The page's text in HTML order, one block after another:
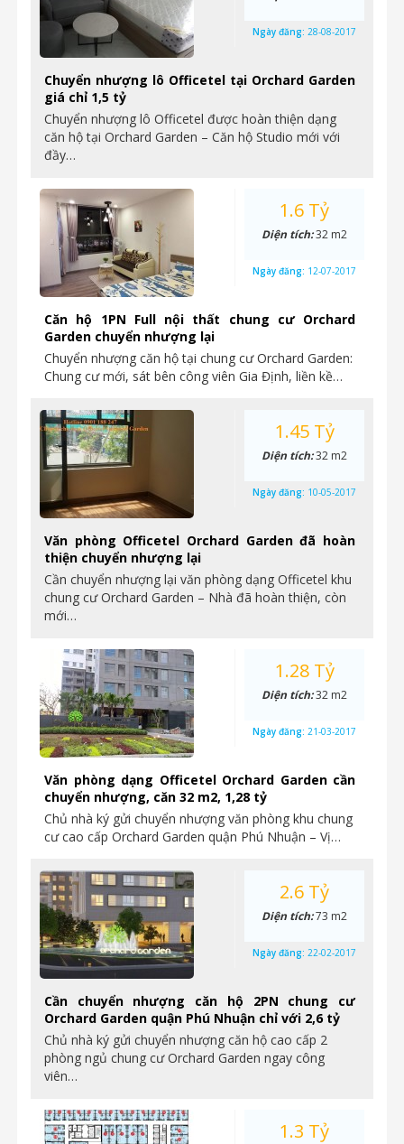
Chuyển nhượng lô Officetel tại Orchard Garden
giá chỉ 1,5 tỷ
Chuyển nhượng lô Officetel được hoàn thiện dạng
căn hộ tại Orchard Garden – Căn hộ Studio mới với
đầy…
Ngày đăng: 28-08-2017
Căn hộ 1PN Full nội thất chung cư Orchard
Garden chuyển nhượng lại
Chuyển nhượng căn hộ tại chung cư Orchard Garden:
Chung cư mới, sát bên công viên Gia Định, liền kề…
1.6 Tỷ
Diện tích:32 m2
Ngày đăng: 12-07-2017
Văn phòng Officetel Orchard Garden đã hoàn
thiện chuyển nhượng lại
Cần chuyển nhượng lại văn phòng dạng Officetel khu
chung cư Orchard Garden – Nhà đã hoàn thiện, còn
mới…
1.45 Tỷ
Diện tích:32 m2
Ngày đăng: 10-05-2017
Văn phòng dạng Officetel Orchard Garden cần
chuyển nhượng, căn 32 m2, 1,28 tỷ
Chủ nhà ký gửi chuyển nhượng văn phòng khu chung
cư cao cấp Orchard Garden quận Phú Nhuận – Vị…
1.28 Tỷ
Diện tích:32 m2
Ngày đăng: 21-03-2017
Cần chuyển nhượng căn hộ 2PN chung cư
Orchard Garden quận Phú Nhuận chỉ với 2,6 tỷ
Chủ nhà ký gửi chuyển nhượng căn hộ cao cấp 2
phòng ngủ chung cư Orchard Garden ngay công
viên…
2.6 Tỷ
Diện tích:73 m2
Ngày đăng: 22-02-2017
1.3 Tỷ